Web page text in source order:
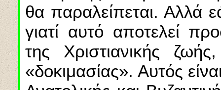
θα παραλείπεται. Αλλά
γιατί αυτό αποτελεί
της Χριστιανικής
«δοκιμασίας». Αυτός